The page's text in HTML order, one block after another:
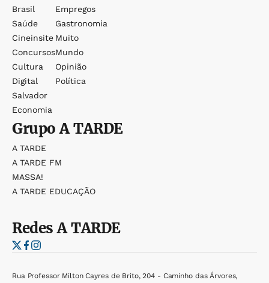
Brasil
Saúde
Cineinsite
Concursos
Cultura
Digital
Salvador
Economia
Empregos
Gastronomia
Muito
Mundo
Opinião
Política
GrupoA TARDE
A TARDE
A TARDE FM
MASSA!
A TARDE EDUCAÇÃO
RedesA TARDE
Rua Professor Milton Cayres de Brito, 204 - Caminho das Árvores,